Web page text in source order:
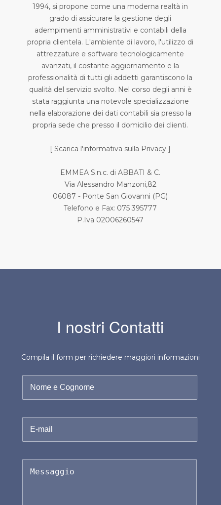
1994, si propone come una moderna realtà in
grado di assicurare la gestione degli
adempimenti amministrativi e contabili della
propria clientela. L'ambiente di lavoro, l'utilizzo di
attrezzature e software tecnologicamente
avanzati, il costante aggiornamento e la
professionalità di tutti gli addetti garantiscono la
qualità del servizio svolto. Nel corso degli anni è
stata raggiunta una notevole specializzazione
nella elaborazione dei dati contabili sia presso la
propria sede che presso il domicilio dei clienti.
[Scarica l'informativa sulla Privacy ]
EMMEA S.n.c. di ABBATI & C.
Via Alessandro Manzoni,82
06087 - Ponte San Giovanni (PG)
Telefono e Fax: 075 395777
P.Iva 02006260547
I nostri Contatti
Compila il form per richiedere maggiori informazioni